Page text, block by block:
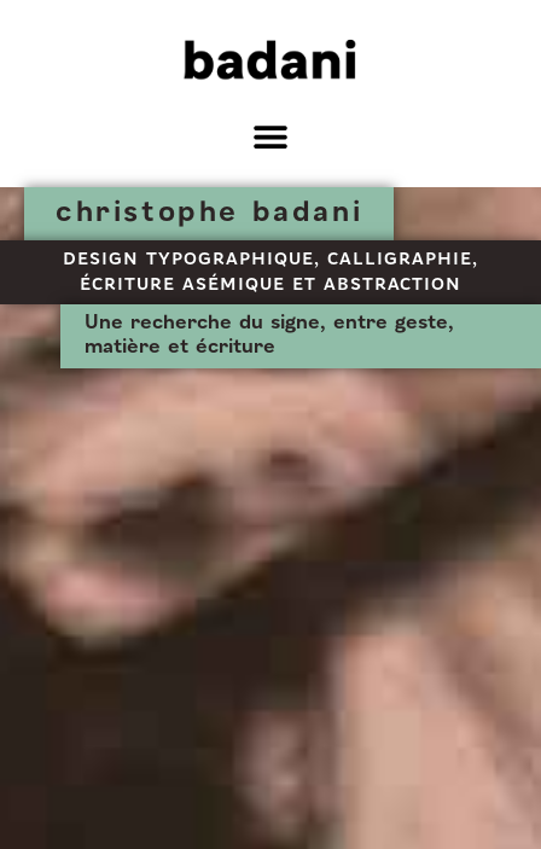
christophe badani
DESIGN TYPOGRAPHIQUE, CALLIGRAPHIE,
ÉCRITURE ASÉMIQUE ET ABSTRACTION
Une recherche du signe, entre geste,
matière et écriture